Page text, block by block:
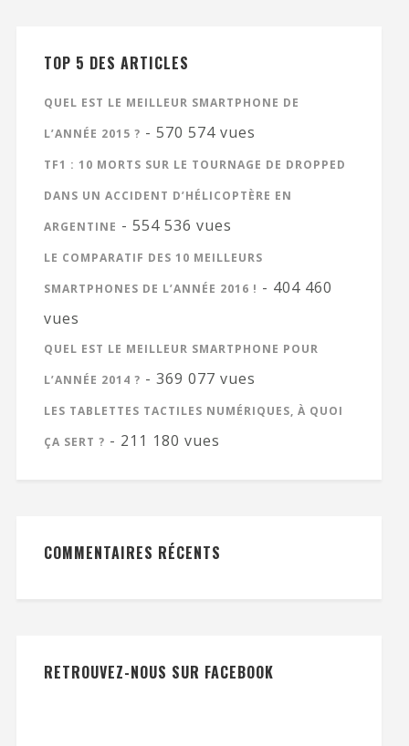
TOP 5 DES ARTICLES
QUEL EST LE MEILLEUR SMARTPHONE DE
L’ANNÉE 2015 ? - 570 574 vues
TF1 : 10 MORTS SUR LE TOURNAGE DE DROPPED
DANS UN ACCIDENT D’HÉLICOPTÈRE EN
ARGENTINE - 554 536 vues
LE COMPARATIF DES 10 MEILLEURS
SMARTPHONES DE L’ANNÉE 2016 ! - 404 460
vues
QUEL EST LE MEILLEUR SMARTPHONE POUR
L’ANNÉE 2014 ? - 369 077 vues
LES TABLETTES TACTILES NUMÉRIQUES, À QUOI
ÇA SERT ? - 211 180 vues
COMMENTAIRES RÉCENTS
RETROUVEZ-NOUS SUR FACEBOOK